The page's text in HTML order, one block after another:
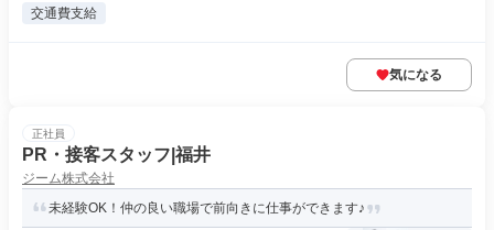
交通費支給
気になる
正社員
PR・接客スタッフ|福井
ジーム株式会社
未経験OK！仲の良い職場で前向きに仕事ができます♪